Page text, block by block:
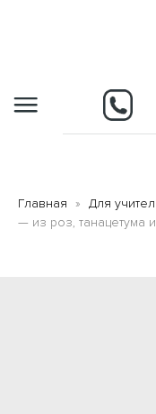
Главная Для
— из роз, танацетума